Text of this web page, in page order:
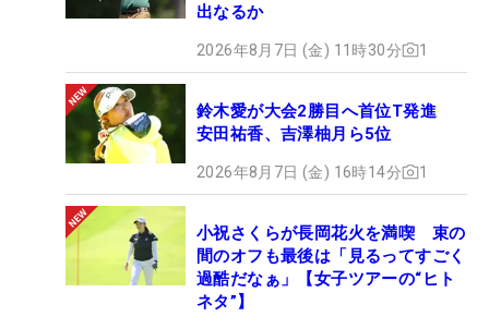
出なるか
2026年8月7日 (金) 11時30分 1
鈴木愛が大会2勝目へ首位T発進
安田祐香、吉澤柚月ら5位
2026年8月7日 (金) 16時14分 1
小祝さくらが長岡花火を満喫 束の
間のオフも最後は「見るってすごく
過酷だなぁ」【女子ツアーの“ヒト
ネタ”】